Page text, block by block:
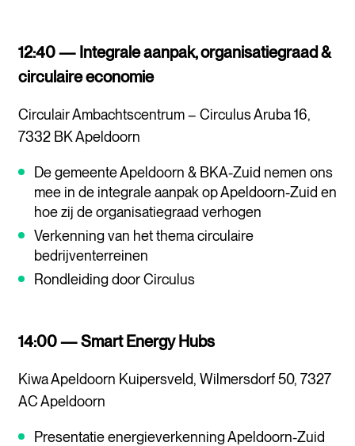
12:40 — Integrale aanpak, organisatiegraad &
circulaire economie
Circulair Ambachtscentrum – Circulus Aruba 16,
7332 BK Apeldoorn
De gemeente Apeldoorn & BKA-Zuid nemen ons
mee in de integrale aanpak op Apeldoorn-Zuid en
hoe zij de organisatiegraad verhogen
Verkenning van het thema circulaire
bedrijventerreinen
Rondleiding door Circulus
14:00 — Smart Energy Hubs
Kiwa Apeldoorn Kuipersveld, Wilmersdorf 50, 7327
AC Apeldoorn
Presentatie energieverkenning Apeldoorn-Zuid